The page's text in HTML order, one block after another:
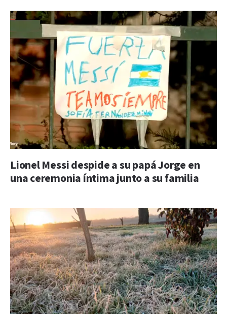
Lionel Messi despide a su papá Jorge en
una ceremonia íntima junto a su familia